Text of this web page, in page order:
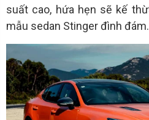
suất cao, hứa hẹn sẽ kế
mẫu sedan Stinger đình đám.